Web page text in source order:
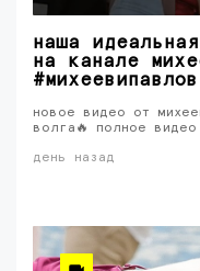
наша
на канале
новое видео от
волга🔥 полное
день назад